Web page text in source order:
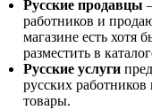
Русские продавцы
работников и
магазине есть хотя
разместить в
Русские услуги
русских
товары.